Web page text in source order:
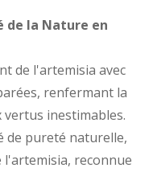
de la Nature en
de l'artemisia avec
renfermant la
inestimables.
de pureté naturelle,
reconnue